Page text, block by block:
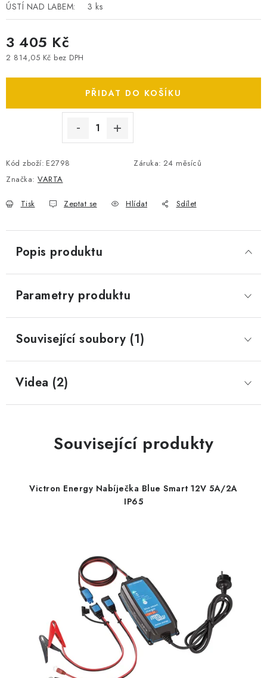
DOPRAVA ZDARMA
KONTAKTY
POŠTOVNÉ A DOPRAVA
VÝMĚNA AUTOBATERIE
OBCHODNÍ PODMÍNKY
OCHRANA OSOBNÍCH ÚDAJŮ
OVĚŘOVÁNÍ RECENZÍ
JAK NA TO S BATTERY.CZ
ZPĚTNÝ ODBĚR ELEKTROZAŘÍZENÍ A BATERIÍ
ÚSTÍ NAD LABEM:
3 ks
3 405 Kč
2 814,05 Kč bez DPH
PŘIDAT DO KOŠÍKU
Kód zboží: E2798 Záruka: 24 měsíců
Značka: VARTA
Tisk Zeptat se Hlídat Sdílet
Popis produktu
Parametry produktu
Související soubory (1)
Videa (2)
Související produkty
Victron Energy Nabíječka Blue Smart 12V 5A/2A
IP65